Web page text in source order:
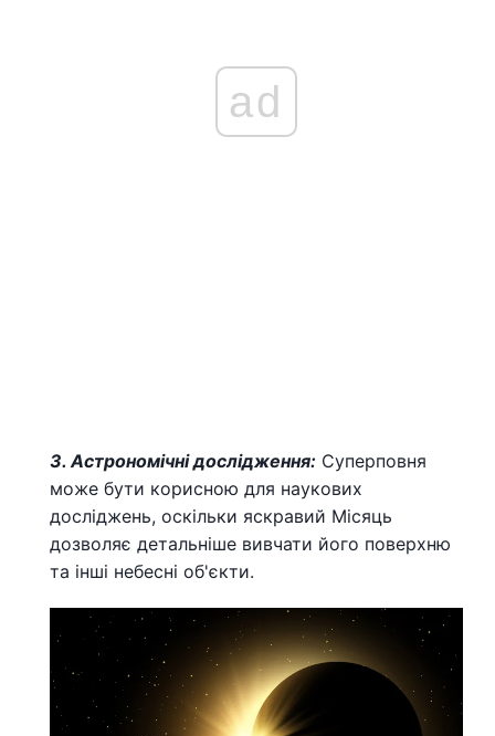
ad
3. Астрономічні дослідження: Суперповня
може бути корисною для наукових
досліджень, оскільки яскравий Місяць
дозволяє детальніше вивчати його поверхню
та інші небесні об'єкти.